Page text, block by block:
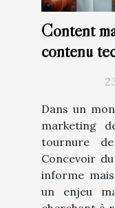
Content
contenu
Dans un
marketing
tournure
Concevoir
informe
un enjeu